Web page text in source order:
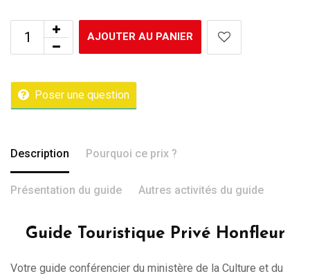
AJOUTER AU PANIER
Poser une question
Description Pourquoi ce prix ?
Présentation du guide Autres activités du guide
Guide Touristique Privé Honfleur
Votre guide conférencier du ministère de la Culture et du